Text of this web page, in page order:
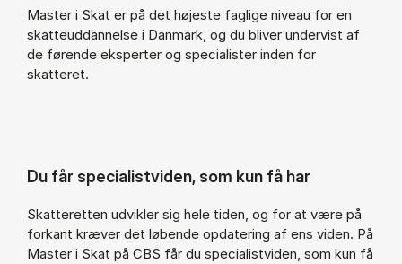
Master i Skat er på det højeste faglige niveau for en
skatteuddannelse i Danmark, og du bliver undervist af
de førende eksperter og specialister inden for
skatteret.
Du får specialistviden, som kun få har
Skatteretten udvikler sig hele tiden, og for at være på
forkant kræver det løbende opdatering af ens viden. På
Master i Skat på CBS får du specialistviden, som kun få